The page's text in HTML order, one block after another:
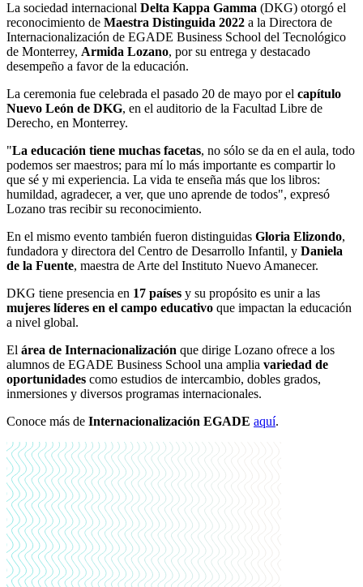
La sociedad internacional Delta Kappa Gamma (DKG) otorgó el
reconocimiento de Maestra Distinguida 2022 a la Directora de
Internacionalización de EGADE Business School del Tecnológico
de Monterrey, Armida Lozano, por su entrega y destacado
desempeño a favor de la educación.
La ceremonia fue celebrada el pasado 20 de mayo por el capítulo
Nuevo León de DKG, en el auditorio de la Facultad Libre de
Derecho, en Monterrey.
"La educación tiene muchas facetas, no sólo se da en el aula, todo
podemos ser maestros; para mí lo más importante es compartir lo
que sé y mi experiencia. La vida te enseña más que los libros:
humildad, agradecer, a ver, que uno aprende de todos", expresó
Lozano tras recibir su reconocimiento.
En el mismo evento también fueron distinguidas Gloria Elizondo,
fundadora y directora del Centro de Desarrollo Infantil, y Daniela
de la Fuente, maestra de Arte del Instituto Nuevo Amanecer.
DKG tiene presencia en 17 países y su propósito es unir a las
mujeres líderes en el campo educativo que impactan la educación
a nivel global.
El área de Internacionalización que dirige Lozano ofrece a los
alumnos de EGADE Business School una amplia variedad de
oportunidades como estudios de intercambio, dobles grados,
inmersiones y diversos programas internacionales.
Conoce más de Internacionalización EGADE aquí.